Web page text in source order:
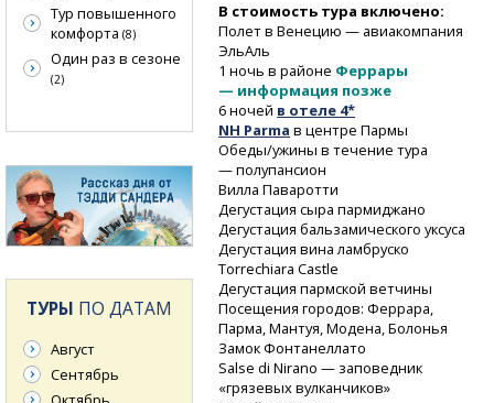
В стоимость тура включено:
Полет в Венецию — авиакомпания
ЭльАль
1 ночь в районе Феррары
— информация позже
6 ночей в отеле 4*
NH Parma в центре Пармы
Обеды/ужины в течение тура
— полупансион
Вилла Паваротти
Дегустация сыра пармиджано
Дегустация бальзамического уксуса
Дегустация вина ламбруско
Torrechiara Castle
Дегустация пармской ветчины
Посещения городов: Феррара,
Парма, Мантуя, Модена, Болонья
Замок Фонтанеллато
Salse di Nirano — заповедник
«грязевых вулканчиков»
Тур повышенного
комфорта (8)
Один раз в сезоне
(2)
ТУРЫ ПО ДАТАМ
Август
Сентябрь